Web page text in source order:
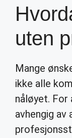
uten
Mange
ikke alle
nåløyet. For
avhengig av